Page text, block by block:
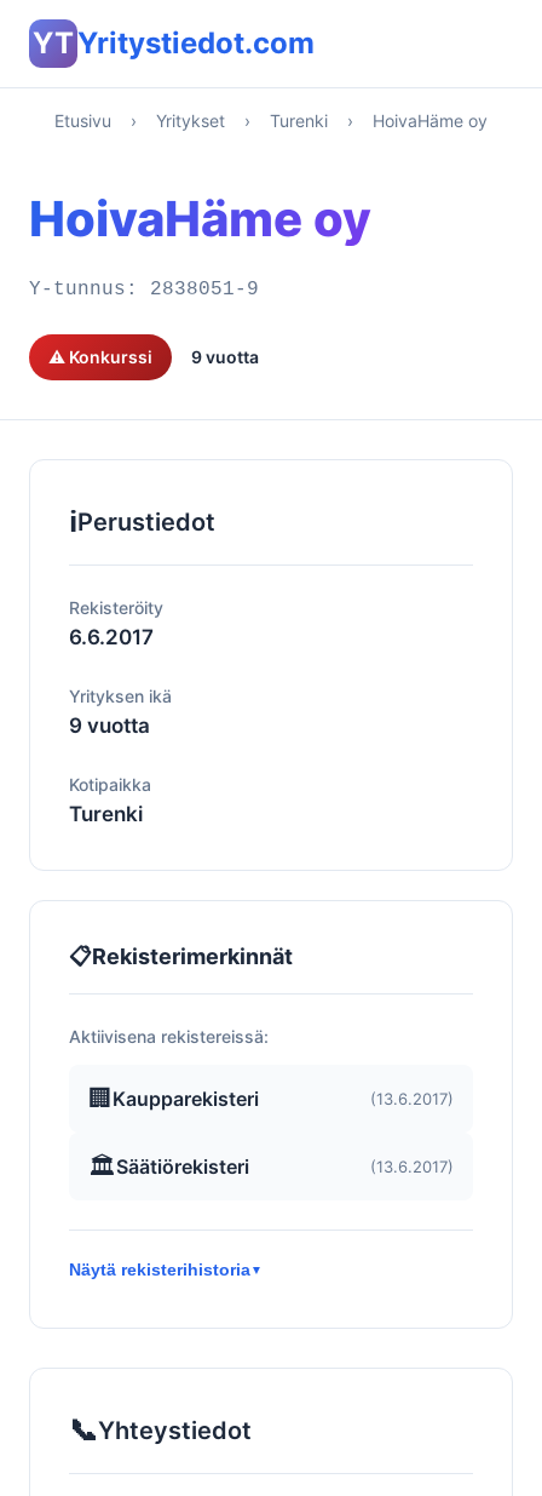
YTYritystiedot.com
Etusivu › Yritykset › Turenki › HoivaHäme oy
HoivaHäme oy
Y-tunnus: 2838051-9
⚠️ Konkurssi 9 vuotta
ℹ️Perustiedot
Rekisteröity
6.6.2017
Yrityksen ikä
9 vuotta
Kotipaikka
Turenki
📋Rekisterimerkinnät
Aktiivisena rekistereissä:
🏢 Kaupparekisteri (13.6.2017)
🏛️Säätiörekisteri (13.6.2017)
Näytä rekisterihistoria▼
📞Yhteystiedot